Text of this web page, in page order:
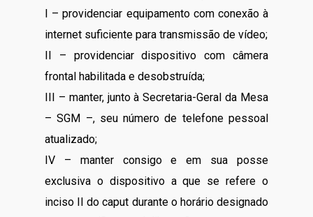
I – providenciar equipamento com conexão à
internet suficiente para transmissão de vídeo;
II – providenciar dispositivo com câmera
frontal habilitada e desobstruída;
III – manter, junto à Secretaria-Geral da Mesa
– SGM –, seu número de telefone pessoal
atualizado;
IV – manter consigo e em sua posse
exclusiva o dispositivo a que se refere o
inciso II do caput durante o horário designado